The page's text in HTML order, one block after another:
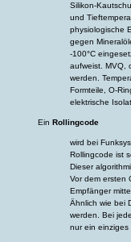
Silikon-
und
physiologische
gegen
-100°C
aufweist. MVQ,
werden.
Formteile, O-
elektrische
Ein Rollingcode
wird bei
Rollingcode ist
Dieser
Vor dem ersten
Empfänger
Ähnlich wie bei
werden. Bei
nur ein